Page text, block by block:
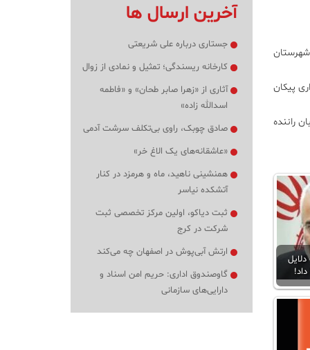
مجزا صبح سه‌شنبه ۲۹ پتیرماه در این شهرستان
پیکان
راننده
آخرین ارسال ها
جستاری درباره علی شریعتی
کارخانه ریسندگی؛ تمثیل و نمادی از زوال
آثاری از «زهرا صابر طحان» و «فاطمه
اسدالله زاده»
صادق چوبک، راوی بی‌تکلف سرشت آدمی
«عاشقانه‌های یک الاغ خر»
همنشینی ناهید، ماه و هرمزد در کنار
آتشکده نیاسر
ثبت دیاکو، اولین مرکز تخصصی ثبت
شرکت در کرج
ارتش آبی‌پوش در اصفهان چه می‌کند
گاوصندوق اداری: حریم امن اسناد و
دارایی‌های سازمانی